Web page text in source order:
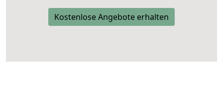
Kostenlose Angebote erhalten